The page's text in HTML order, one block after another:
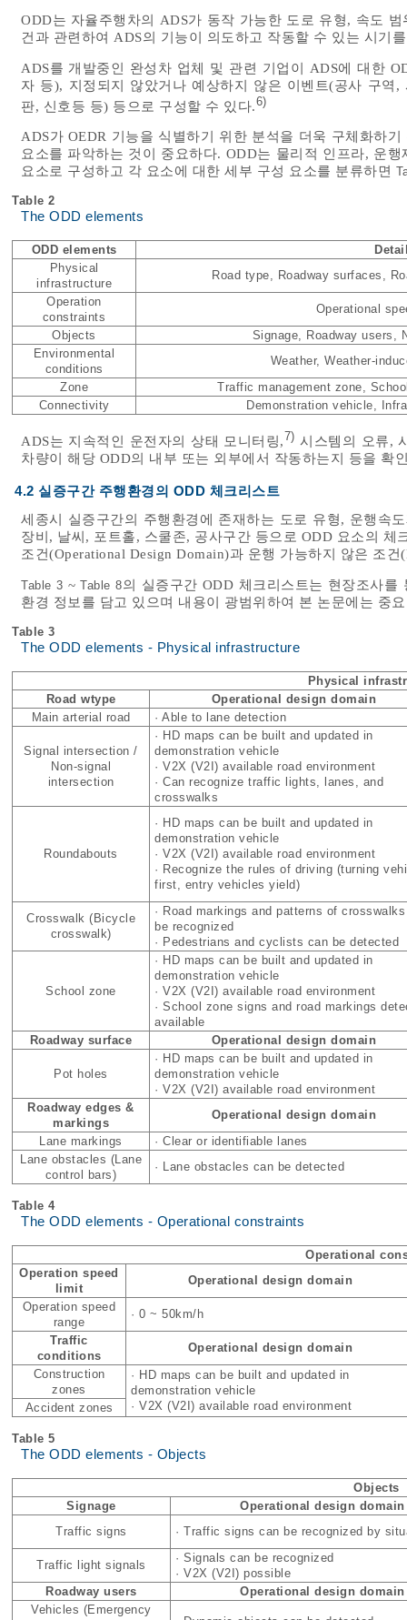
ODD는 자율주행차의 ADS가 동작 가능한 도로 유형, 속도
건과 관련하여 ADS의 기능이 의도하고 작동할 수 있는 시기
ADS를 개발중인 완성차 업체 및 관련 기업이 ADS에 대한
자 등), 지정되지 않았거나 예상하지 않은 이벤트(공사 구
판, 신호등 등) 등으로 구성할 수 있다.6)
ADS가 OEDR 기능을 식별하기 위한 분석을 더욱 구체화하
요소를 파악하는 것이 중요하다. ODD는 물리적 인프라, 운
요소로 구성하고 각 요소에 대한 세부 구성 요소를 분류하면
Table 2
The ODD elements
ODD elements
Physical
infrastructure
Road type, Roadway surfaces,
Operation
constraints
Operational
Objects
Signage, Roadway users,
Environmental
conditions
Weather, Weather-
Zone
Traffic management zone,
Connectivity
Demonstration vehicle,
ADS는 지속적인 운전자의 상태 모니터링,7) 시스템의 오류,
차량이 해당 ODD의 내부 또는 외부에서 작동하는지 등을 확
4.2 실증구간 주행환경의 ODD 체크리스트
세종시 실증구간의 주행환경에 존재하는 도로 유형, 운행속
장비, 날씨, 포트홀, 스쿨존, 공사구간 등으로 ODD 요소의
조건(Operational Design Domain)과 운행 가능하지 않은 조
Table 3 ~Table 8의 실증구간 ODD 체크리스트는 현장조사
환경 정보를 담고 있으며 내용이 광범위하여 본 논문에는 중
Table 3
The ODD elements - Physical infrastructure
Physical
Road wtype
Operational design domain
Main arterial road
· Able to lane detection
Signal intersection /
Non-signal
intersection
· HD maps can be built and updated in
demonstration vehicle
· V2X (V2I) available road environment
· Can recognize traffic lights, lanes, and
crosswalks
Roundabouts
· HD maps can be built and updated in
demonstration vehicle
· V2X (V2I) available road environment
· Recognize the rules of driving (turning
first, entry vehicles yield)
Crosswalk (Bicycle
crosswalk)
· Road markings and patterns of
be recognized
· Pedestrians and cyclists can be detected
School zone
· HD maps can be built and updated in
demonstration vehicle
· V2X (V2I) available road environment
· School zone signs and road markings
available
Roadway surface
Operational design domain
Pot holes
· HD maps can be built and updated in
demonstration vehicle
· V2X (V2I) available road environment
Roadway edges &
markings
Operational design domain
Lane markings
· Clear or identifiable lanes
Lane obstacles (Lane
control bars)
· Lane obstacles can be detected
Table 4
The ODD elements - Operational constraints
Operational
Operation speed
limit
Operational design domain
Operation speed
range
· 0 ~ 50km/h
Traffic
conditions
Operational design domain
Construction
zones
· HD maps can be built and updated in
demonstration vehicle
· V2X (V2I) available road environment
Accident zones
Table 5
The ODD elements - Objects
Objects
Signage
Operational design domain
Traffic signs
· Traffic signs can be recognized by
Traffic light signals
· Signals can be recognized
· V2X (V2I) possible
Roadway users
Operational design domain
Vehicles (Emergency